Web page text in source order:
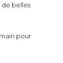
belles
pour